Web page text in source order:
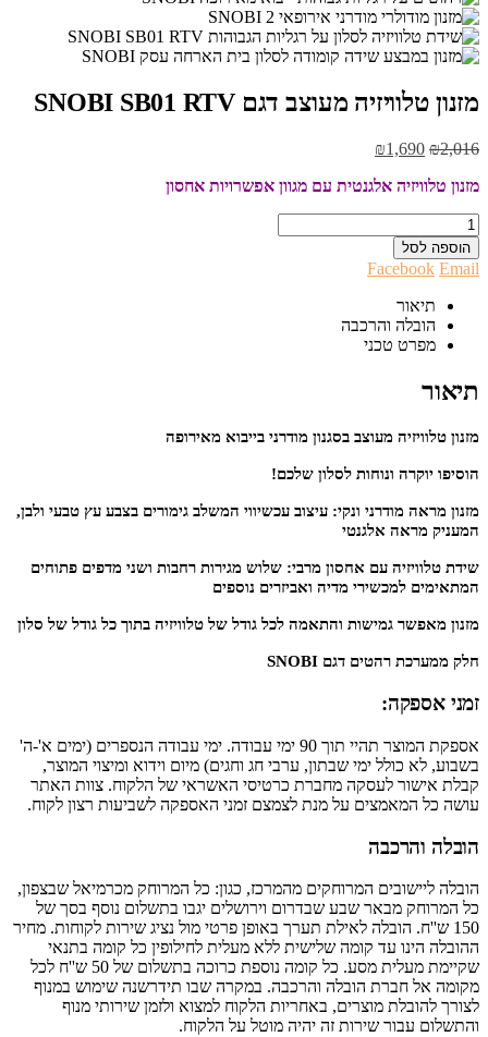
מזנון טלוויזיה מעוצב דגם SNOBI SB01 RTV
₪2,016
המחיר
היה:
₪1,690
הוא:
מזנון טלוויזיה אלגנטית עם מגוון אפשרויות אחסון
הוספה לסל
Facebook Email
תיאור
הובלה והרכבה
מפרט טכני
תיאור
מזנון טלוויזיה מעוצב בסגנון מודרני בייבוא מאירופה
הוסיפו יוקרה ונוחות לסלון שלכם!
מזנון מראה מודרני ונקי: עיצוב עכשיווי המשלב גימורים בצבע עץ טבעי ולבן,
המעניק מראה אלגנטי
שידת טלוויזיה עם אחסון מרבי: שלוש מגירות רחבות ושני מדפים פתוחים
המתאימים למכשירי מדיה ואביזרים נוספים
מזנון מאפשר גמישות והתאמה לכל גודל של טלוויזיה בתוך כל גודל של סלון
חלק ממערכת רהטים דגם SNOBI
זמני אספקה:
אספקת המוצר תהיי תוך 90 ימי עבודה. ימי עבודה הנספרים (ימים א'-ה'
בשבוע, לא כולל ימי שבתון, ערבי חג וחגים) מיום וידוא ומיצוי המוצר,
קבלת אישור לעסקה מחברת כרטיסי האשראי של הלקוח. צוות האתר
עושה כל המאמצים על מנת לצמצם זמני האספקה לשביעות רצון לקוח.
הובלה והרכבה
הובלה ליישובים המרוחקים מהמרכז, כגון: כל המרוחק מכרמיאל שבצפון,
כל המרוחק מבאר שבע שבדרום וירושלים יגבו בתשלום נוסף בסך של
150 ש''ח. הובלה לאילת תערך באופן פרטי מול נציג שירות לקוחות. מחיר
ההובלה הינו עד קומה שלישית ללא מעלית לחילופין כל קומה בתנאי
שקיימת מעלית מסע. כל קומה נוספת כרוכה בתשלום של 50 ש''ח לכל
מקומה אל חברת הובלה והרכבה. במקרה שבו תידרשנה שימוש במנוף
לצורך להובלת מוצרים, באחריות הלקוח למצוא ולזמן שירותי מנוף
והתשלום עבור שירות זה יהיה מוטל על הלקוח.